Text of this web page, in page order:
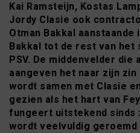
Kai Ramsteijn, Kostas
Jordy Clasie ook
Otman Bakkal
Bakkal tot de rest van het
PSV. De middenvelder
aangeven het naar zijn
wordt samen met Clasie
gezien als het hart van
fungeert uitstekend sinds
wordt veelvuldig